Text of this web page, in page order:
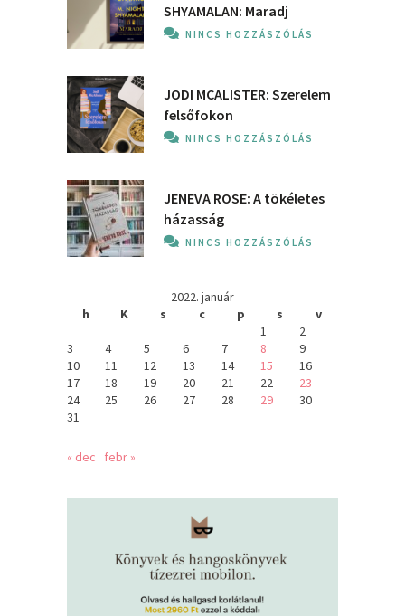
SHYAMALAN: Maradj
NINCS HOZZÁSZÓLÁS
JODI MCALISTER: Szerelem
felsőfokon
NINCS HOZZÁSZÓLÁS
JENEVA ROSE: A ​tökéletes
házasság
NINCS HOZZÁSZÓLÁS
2022. január
h
K s c p s
v
1
2
3
4 5 6 7 8
9
10
11 12 13 14 15
16
17
18 19 20 21 22
23
24
25 26 27 28 29
30
31
« dec febr »